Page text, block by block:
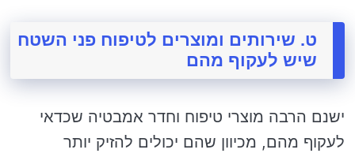
ט. שירותים ומוצרים לטיפוח פני השטח
שיש לעקוף מהם
ישנם הרבה מוצרי טיפוח וחדר אמבטיה שכדאי
לעקוף מהם, מכיוון שהם יכולים להזיק יותר